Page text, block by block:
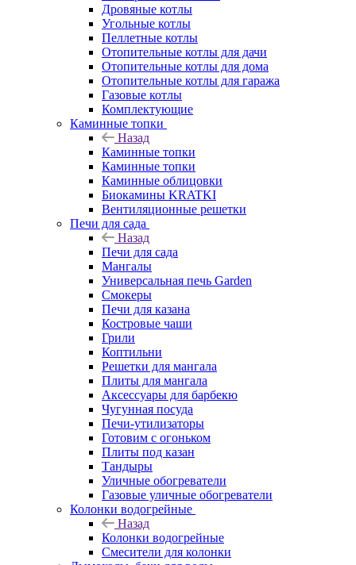
Дровяные котлы
Угольные котлы
Пеллетные котлы
Отопительные котлы для дачи
Отопительные котлы для дома
Отопительные котлы для гаража
Газовые котлы
Комплектующие
Каминные топки
Назад
Каминные топки
Каминные топки
Каминные облицовки
Биокамины KRATKI
Вентиляционные решетки
Печи для сада
Назад
Печи для сада
Мангалы
Универсальная печь Garden
Смокеры
Печи для казана
Костровые чаши
Грили
Коптильни
Решетки для мангала
Плиты для мангала
Аксессуары для барбекю
Чугунная посуда
Печи-утилизаторы
Готовим с огоньком
Плиты под казан
Тандыры
Уличные обогреватели
Газовые уличные обогреватели
Колонки водогрейные
Назад
Колонки водогрейные
Смесители для колонки